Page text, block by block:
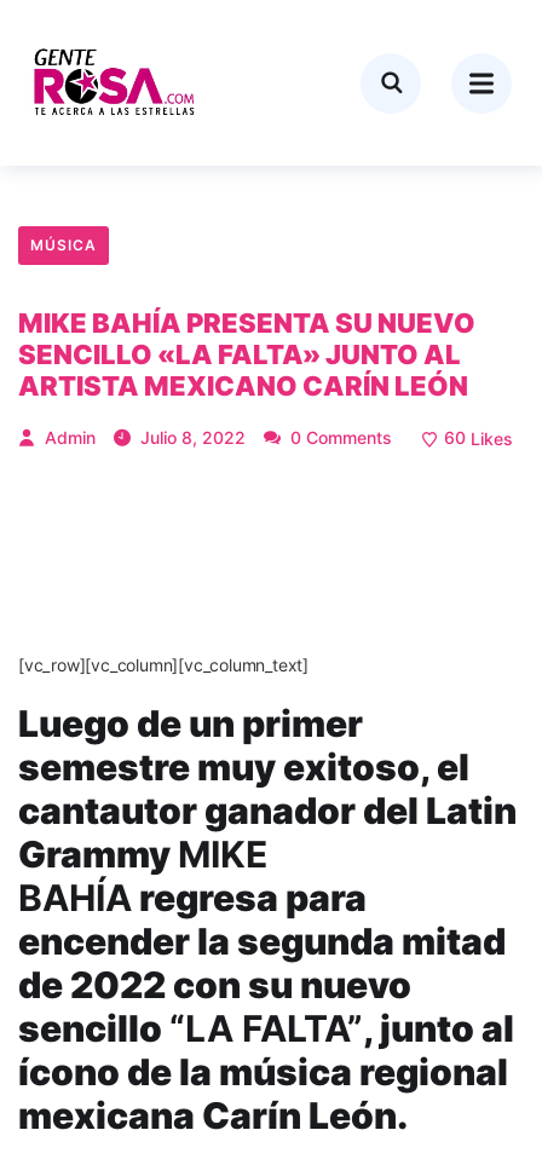
MÚSICA
MIKE BAHÍA PRESENTA SU NUEVO
SENCILLO «LA FALTA» JUNTO AL
ARTISTA MEXICANO CARÍN LEÓN
Admin Julio 8, 2022 0 Comments 60 Likes
[vc_row][vc_column][vc_column_text]
Luego de un primer
semestre muy exitoso, el
cantautor ganador del Latin
GrammyMIKE
BAHÍAregresa para
encender la segunda mitad
de 2022 con su nuevo
sencillo “LA FALTA”, junto al
ícono de la música regional
mexicana Carín León.